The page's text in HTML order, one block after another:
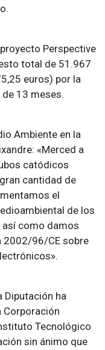
Perspective
total de 51.967
euros) por la
de 13 meses.
Ambiente en la
«Merced a
catódicos
cantidad de
el
de los
así como damos
2002/96/CE sobre
Diputación ha
Corporación
Tecnológico
sin ánimo que